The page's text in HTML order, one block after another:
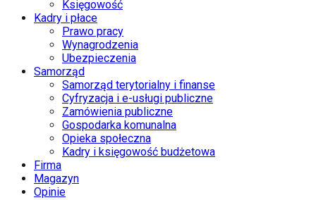
Księgowość
Kadry i płace
Prawo pracy
Wynagrodzenia
Ubezpieczenia
Samorząd
Samorząd terytorialny i finanse
Cyfryzacja i e-usługi publiczne
Zamówienia publiczne
Gospodarka komunalna
Opieka społeczna
Kadry i księgowość budżetowa
Firma
Magazyn
Opinie